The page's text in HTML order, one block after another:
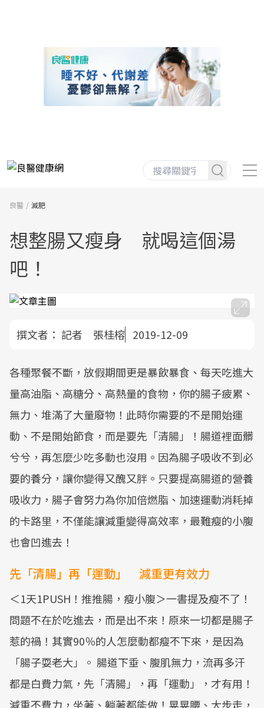
良醫 減肥
想整腸又瘦身 就喝這個湯
吧！
撰文者： 記者 張桂榕 2019-12-09
各種聚餐不斷，放假期間更是暴飲暴食、每天吃進大
量高油脂、高糖分、高熱量的食物，你的腸子疲累、
無力、堆滿了大量廢物！此時你需要的不是開始運
動、不是開始節食，而是要先「清腸」！腸道裡面髒
兮兮，再怎麼少吃多動也沒用。因為腸子吸收不到必
要的養分，讓你變得又醜又胖。只要提高腸道的營養
吸收力，腸子會努力為你加倍燃脂、加速運動消耗掉
的卡路里，不僅能讓減重變得高效率，最難瘦的小腹
也會凹進去！
先「清腸」再「運動」 減重更有效力
＜1天1PUSH！推推腸，瘦小腹＞一書提及瘦不了！
問題不在於吃進去，而是出不來！原來一切都是腸子
惹的禍！其實90％的人怎麼動都瘦不下來，是因為
「腸子耍老大」。 腸道下垂、腹肌無力，流再多汗
都是白費力氣，先「清腸」，再「運動」，才有用！
減重不費力，坐著、躺著都能做！晃晃腰、大步走，